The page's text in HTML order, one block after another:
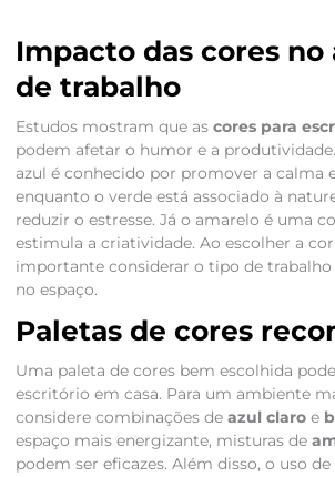
Impacto das cores
de trabalho
Estudos mostram que as cores para
podem afetar o humor e a
azul é conhecido por promover a calma
enquanto o verde está associado à
reduzir o estresse. Já o amarelo é uma
estimula a criatividade. Ao escolher a cor
importante considerar o tipo de trabalho
no espaço.
Paletas de cores
Uma paleta de cores bem escolhida
escritório em casa. Para um ambiente
considere combinações de azul claroe
espaço mais energizante, misturas de
podem ser eficazes. Além disso, o uso